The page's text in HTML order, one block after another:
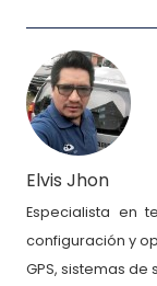
Elvis Jhon
Especialista en
configuración y
GPS, sistemas